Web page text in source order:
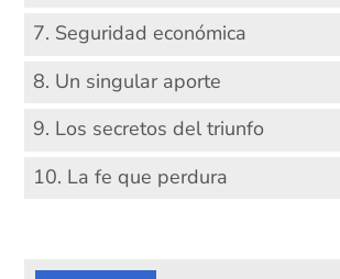
7. Seguridad económica
8. Un singular aporte
9. Los secretos del triunfo
10. La fe que perdura